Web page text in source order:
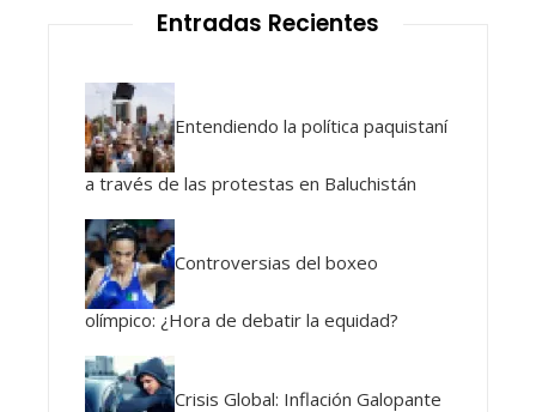
Entradas Recientes
Entendiendo la política paquistaní
a través de las protestas en Baluchistán
Controversias del boxeo
olímpico: ¿Hora de debatir la equidad?
Crisis Global: Inflación Galopante